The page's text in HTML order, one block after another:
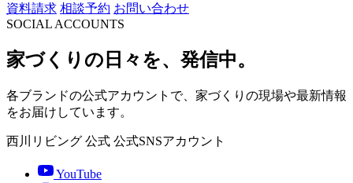
資料請求 相談予約 お問い合わせ
SOCIAL ACCOUNTS
家づくりの日々を、発信中。
各ブランドの公式アカウントで、家づくりの現場や最新情報
をお届けしています。
西川リビング 公式 公式SNSアカウント
YouTube